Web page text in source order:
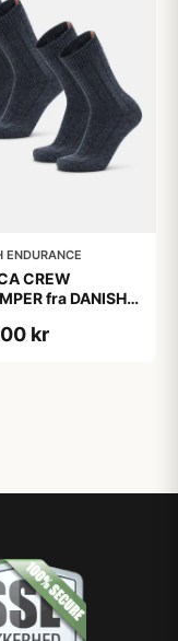
ENDURANCE
CREW
fra DANISH
og åndbar
kr